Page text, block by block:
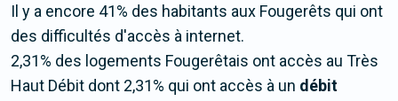
Il y a encore 41% des habitants aux Fougerêts qui ont
des difficultés d'accès à internet.
2,31% des logements Fougerêtais ont accès au Très
Haut Débit dont 2,31% qui ont accès à un débit